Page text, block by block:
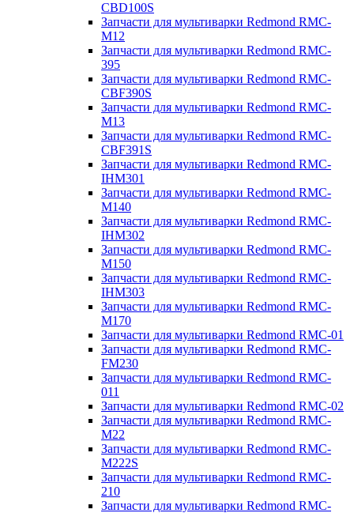
CBD100S
Запчасти для мультиварки Redmond RMC-
M12
Запчасти для мультиварки Redmond RMC-
395
Запчасти для мультиварки Redmond RMC-
CBF390S
Запчасти для мультиварки Redmond RMC-
M13
Запчасти для мультиварки Redmond RMC-
CBF391S
Запчасти для мультиварки Redmond RMC-
IHM301
Запчасти для мультиварки Redmond RMC-
M140
Запчасти для мультиварки Redmond RMC-
IHM302
Запчасти для мультиварки Redmond RMC-
M150
Запчасти для мультиварки Redmond RMC-
IHM303
Запчасти для мультиварки Redmond RMC-
M170
Запчасти для мультиварки Redmond RMC-01
Запчасти для мультиварки Redmond RMC-
FM230
Запчасти для мультиварки Redmond RMC-
011
Запчасти для мультиварки Redmond RMC-02
Запчасти для мультиварки Redmond RMC-
M22
Запчасти для мультиварки Redmond RMC-
M222S
Запчасти для мультиварки Redmond RMC-
210
Запчасти для мультиварки Redmond RMC-